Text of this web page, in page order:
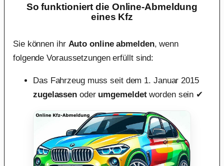
So funktioniert die Online-Abmeldung
eines Kfz
Sie können ihr Auto online abmelden, wenn
folgende Voraussetzungen erfüllt sind:
Das Fahrzeug muss seit dem 1. Januar 2015
zugelassen oder umgemeldetworden sein ✔︎